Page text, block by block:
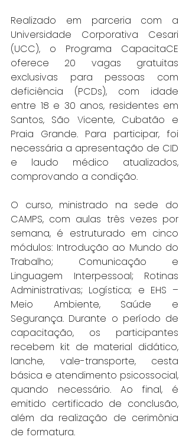
Realizado em parceria com a
Universidade Corporativa Cesari
(UCC), o Programa CapacitaCE
oferece 20 vagas gratuitas
exclusivas para pessoas com
deficiência (PCDs), com idade
entre 18 e 30 anos, residentes em
Santos, São Vicente, Cubatão e
Praia Grande. Para participar, foi
necessária a apresentação de CID
e laudo médico atualizados,
comprovando a condição.
O curso, ministrado na sede do
CAMPS, com aulas três vezes por
semana, é estruturado em cinco
módulos: Introdução ao Mundo do
Trabalho; Comunicação e
Linguagem Interpessoal; Rotinas
Administrativas; Logística; e EHS –
Meio Ambiente, Saúde e
Segurança. Durante o período de
capacitação, os participantes
recebem kit de material didático,
lanche, vale-transporte, cesta
básica e atendimento psicossocial,
quando necessário. Ao final, é
emitido certificado de conclusão,
além da realização de cerimônia
de formatura.